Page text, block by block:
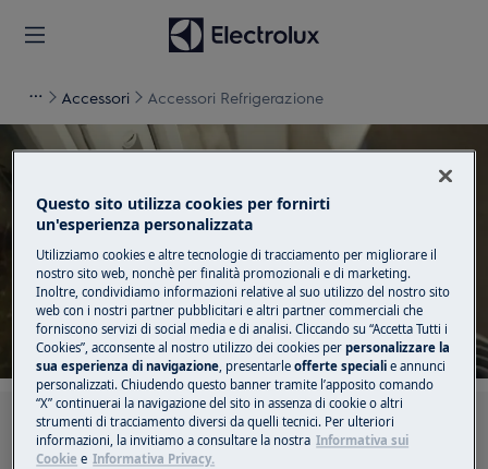
Accessori Accessori Refrigerazione
Supporto per Accessori
Refrigerazione
Cerca tra i nostri articoli di supporto
Questo sito utilizza cookies per fornirti
un'esperienza personalizzata
Utilizziamo cookies e altre tecnologie di tracciamento per migliorare il
nostro sito web, nonchè per finalità promozionali e di marketing.
Inoltre, condividiamo informazioni relative al suo utilizzo del nostro sito
web con i nostri partner pubblicitari e altri partner commerciali che
forniscono servizi di social media e di analisi. Cliccando su “Accetta Tutti i
Cookies”, acconsente al nostro utilizzo dei cookies perpersonalizzare la
sua esperienza di navigazione, presentarleofferte speciali e annunci
personalizzati. Chiudendo questo banner tramite l’apposito comando
“X” continuerai la navigazione del sito in assenza di cookie o altri
strumenti di tracciamento diversi da quelli tecnici. Per ulteriori
informazioni, la invitiamo a consultare la nostra Informativa sui
Cookie e Informativa Privacy.